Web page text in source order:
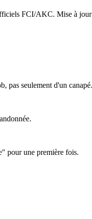
FCI/AKC. Mise à
pas seulement d'un canapé.
pour une première fois.